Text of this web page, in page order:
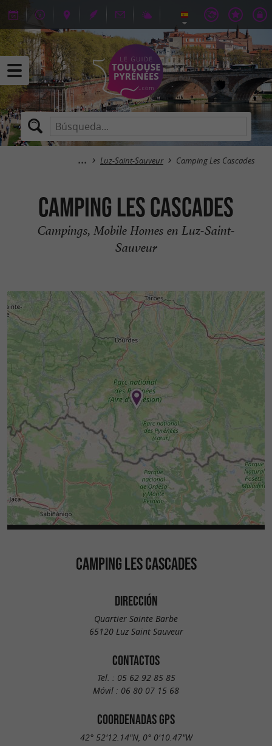
Luz-Saint-Sauveur Camping Les Cascades
Camping Les Cascades
Campings, Mobile Homes en Luz-Saint-
Sauveur
CAMPING LES CASCADES
DIRECCIÓN
Quartier Sainte Barbe
65120 Luz Saint Sauveur
CONTACTOS
Tel. : 05 62 92 85 85
Móvil : 06 80 07 15 68
COORDENADAS GPS
42° 52'12.14"N, 0° 0'10.47"W